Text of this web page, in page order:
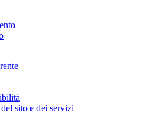
sito e dei servizi